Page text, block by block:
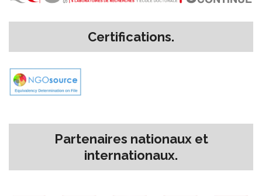
Certifications.
Partenaires nationaux et
internationaux.